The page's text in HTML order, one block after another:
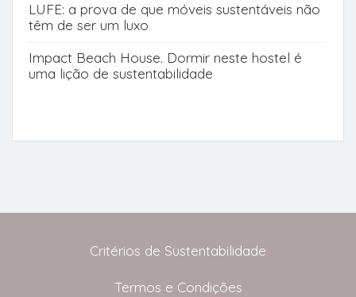
LUFE: a prova de que móveis sustentáveis não
têm de ser um luxo
Impact Beach House. Dormir neste hostel é
uma lição de sustentabilidade
Critérios de Sustentabilidade
Termos e Condições